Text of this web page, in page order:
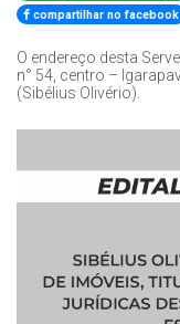
compartilhar no facebook
O endereço desta
n° 54, centro –
(Sibélius Olivério).